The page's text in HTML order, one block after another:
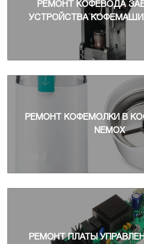
РЕМОНТ КОФЕВОДА
УСТРОЙСТВА
РЕМОНТ КОФЕМОЛКИ В
NEMOX
РЕМОНТ ПЛАТЫ